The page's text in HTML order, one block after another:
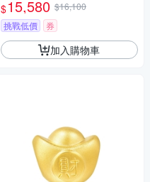
$15,580 $16,100
挑戰低價
券
加入購物車